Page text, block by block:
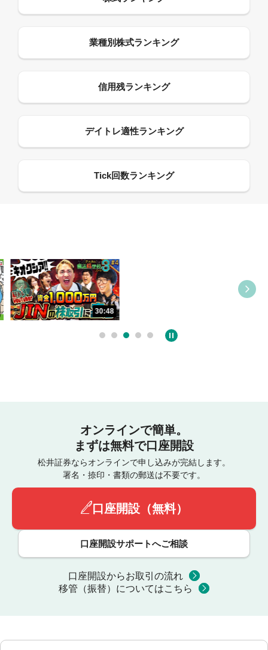
30:48
オンラインで簡単。
まずは無料で口座開設
松井証券ならオンラインで申し込みが完結します。
署名・捺印・書類の郵送は不要です。
口座開設（無料）
口座開設サポートへご相談
口座開設からお取引の流れ
移管（振替）についてはこちら